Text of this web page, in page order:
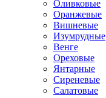
Оливковые
Оранжевые
Вишневые
Изумрудные
Венге
Ореховые
Янтарные
Сиреневые
Салатовые